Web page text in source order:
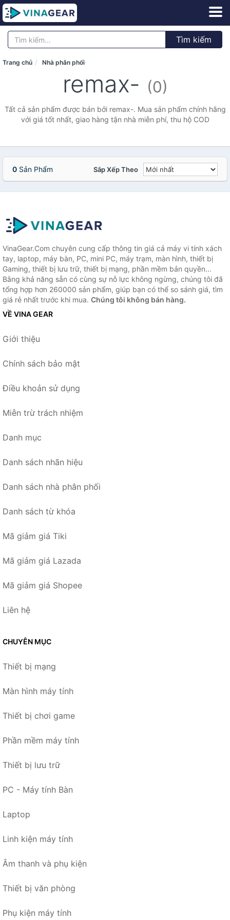
Tìm kiếm
Trang chủ Nhà phân phối
remax- (0)
Tất cả sản phẩm được bán bởi remax-. Mua sản phẩm chính hãng
với giá tốt nhất, giao hàng tận nhà miễn phí, thu hộ COD
0 Sản Phẩm Sắp Xếp Theo
VinaGear.Com chuyên cung cấp thông tin giá cả máy vi tính xách
tay, laptop, máy bàn, PC, mini PC, máy trạm, màn hình, thiết bị
Gaming, thiết bị lưu trữ, thiết bị mạng, phần mềm bản quyền...
Bằng khả năng sẵn có cùng sự nỗ lực không ngừng, chúng tôi đã
tổng hợp hơn 260000 sản phẩm, giúp bạn có thể so sánh giá, tìm
giá rẻ nhất trước khi mua. Chúng tôi không bán hàng.
VỀ VINA GEAR
Giới thiệu
Chính sách bảo mật
Điều khoản sử dụng
Miễn trừ trách nhiệm
Danh mục
Danh sách nhãn hiệu
Danh sách nhà phân phối
Danh sách từ khóa
Mã giảm giá Tiki
Mã giảm giá Lazada
Mã giảm giá Shopee
Liên hệ
CHUYÊN MỤC
Thiết bị mạng
Màn hình máy tính
Thiết bị chơi game
Phần mềm máy tính
Thiết bị lưu trữ
PC - Máy tính Bàn
Laptop
Linh kiện máy tính
Âm thanh và phụ kiện
Thiết bị văn phòng
Phụ kiện máy tính